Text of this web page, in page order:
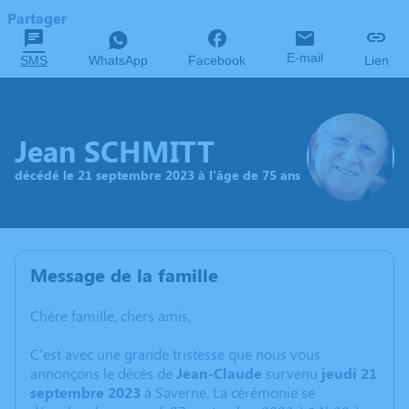
Partager
SMS WhatsApp Facebook E-mail Lien
Jean SCHMITT
décédé le 21 septembre 2023 à l'âge de 75 ans
Message de la famille
Chère famille, chers amis,
C'est avec une grande tristesse que nous vous
annonçons le décès deJean-Claude survenu jeudi 21
septembre 2023 à Saverne. La cérémonie se